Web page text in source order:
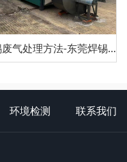
焊锡废气处理方法-东莞焊锡废气处理
环境检测 联系我们